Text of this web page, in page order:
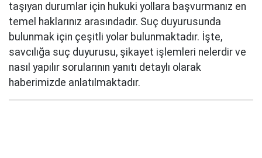
taşıyan durumlar için hukuki yollara başvurmanız en
temel haklarınız arasındadır. Suç duyurusunda
bulunmak için çeşitli yolar bulunmaktadır. İşte,
savcılığa suç duyurusu, şikayet işlemleri nelerdir ve
nasıl yapılır sorularının yanıtı detaylı olarak
haberimizde anlatılmaktadır.